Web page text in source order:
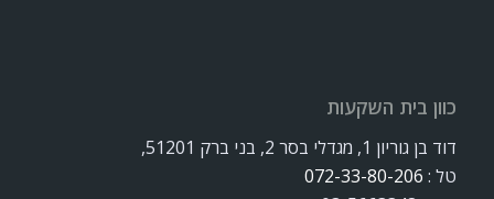
כוון בית השקעות
דוד בן גוריון 1, מגדלי בסר 2, בני ברק 51201,
טל : 072-33-80-206